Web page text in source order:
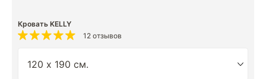
Кровать KELLY
12 отзывов